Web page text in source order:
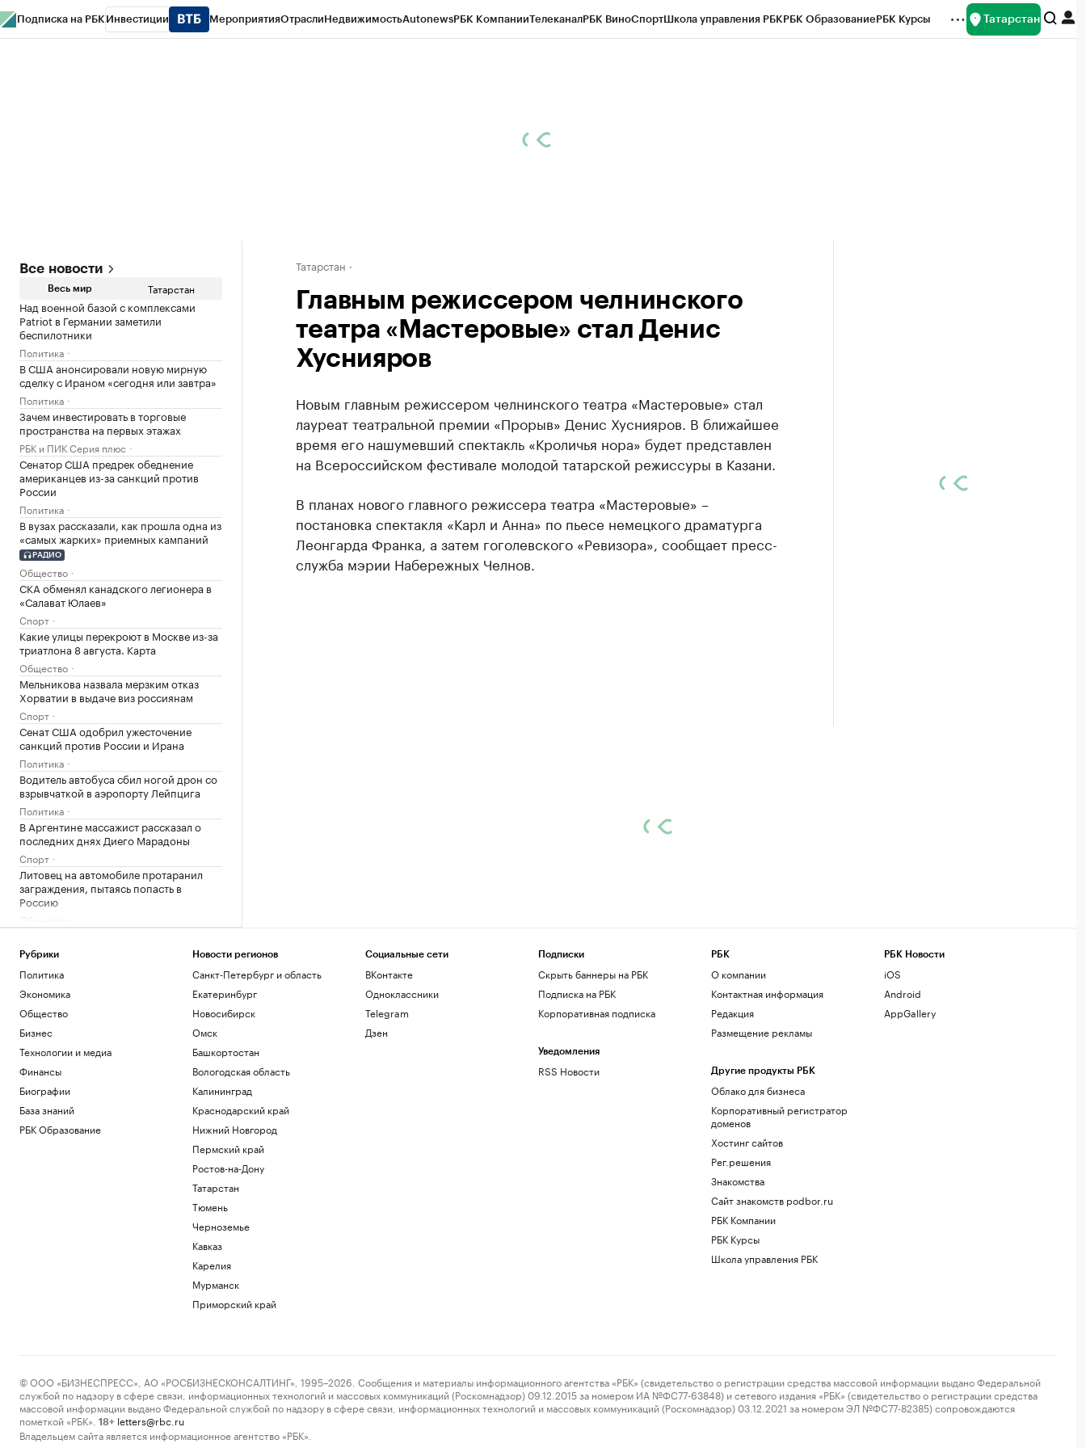
Подписка на РБК Инвестиции МероприятияОтраслиНедвижимостьAutonewsРБК КомпанииТелеканалРБК ВиноСпортШкола управления РБКРБК ОбразованиеРБК Курсы Татарстан
Все новости
Весь мир Татарстан
Над военной базой с комплексами
Patriot в Германии заметили
беспилотники
Политика
В США анонсировали новую мирную
сделку с Ираном «сегодня или завтра»
Политика
Зачем инвестировать в торговые
пространства на первых этажах
РБК и ПИК Серия плюс
Сенатор США предрек обеднение
американцев из-за санкций против
России
Политика
В вузах рассказали, как прошла одна из
«самых жарких» приемных кампаний
РАДИО
Общество
СКА обменял канадского легионера в
«Салават Юлаев»
Спорт
Какие улицы перекроют в Москве из-за
триатлона 8 августа. Карта
Общество
Мельникова назвала мерзким отказ
Хорватии в выдаче виз россиянам
Спорт
Сенат США одобрил ужесточение
санкций против России и Ирана
Политика
Водитель автобуса сбил ногой дрон со
взрывчаткой в аэропорту Лейпцига
Политика
В Аргентине массажист рассказал о
последних днях Диего Марадоны
Спорт
Литовец на автомобиле протаранил
заграждения, пытаясь попасть в
Россию
Общество
Братиславе произошел взрыв
В каких странах дети при рождении
получают гражданство. Карта мира
Общество
19-летняя россиянка впервые победила
Пентагон показал 16 новых записей с
неопознанными объектами. Видео
Общество
Зачем экономике России нужна
товарная биржа
жильцом» Белого дома и остановил
Татарстан
Главным режиссером челнинского
театра «Мастеровые» стал Денис
Хуснияров
Новым главным режиссером челнинского театра «Мастеровые» стал
лауреат театральной премии «Прорыв» Денис Хуснияров. В ближайшее
время его нашумевший спектакль «Кроличья нора» будет представлен
на Всероссийском фестивале молодой татарской режиссуры в Казани.
В планах нового главного режиссера театра «Мастеровые» –
постановка спектакля «Карл и Анна» по пьесе немецкого драматурга
Леонгарда Франка, а затем гоголевского «Ревизора», сообщает пресс-
служба мэрии Набережных Челнов.
Рубрики
Политика
Экономика
Общество
Бизнес
Технологии и медиа
Финансы
Биографии
База знаний
РБК Образование
Новости регионов
Санкт-Петербург и область
Екатеринбург
Новосибирск
Омск
Башкортостан
Вологодская область
Калининград
Краснодарский край
Нижний Новгород
Пермский край
Ростов-на-Дону
Татарстан
Тюмень
Черноземье
Кавказ
Карелия
Мурманск
Приморский край
Социальные сети
ВКонтакте
Одноклассники
Telegram
Дзен
Подписки
Скрыть баннеры на РБК
Подписка на РБК
Корпоративная подписка
Уведомления
RSS Новости
РБК
О компании
Контактная информация
Редакция
Размещение рекламы
Другие продукты РБК
Облако для бизнеса
Корпоративный регистратор
доменов
Хостинг сайтов
Рег.решения
Знакомства
Сайт знакомств podbor.ru
РБК Компании
РБК Курсы
Школа управления РБК
РБК Новости
iOS
Android
AppGallery
© ООО «БИЗНЕСПРЕСС», АО «РОСБИЗНЕСКОНСАЛТИНГ», 1995–2026. Сообщения и материалы информационного агентства «РБК» (свидетельство о регистрации средства массовой информации выдано Федеральной
службой по надзору в сфере связи, информационных технологий и массовых коммуникаций (Роскомнадзор) 09.12.2015 за номером ИА №ФС77-63848) и сетевого издания «РБК» (свидетельство о регистрации средства
массовой информации выдано Федеральной службой по надзору в сфере связи, информационных технологий и массовых коммуникаций (Роскомнадзор) 03.12.2021 за номером ЭЛ №ФС77-82385) сопровождаются
пометкой «РБК».
18+ letters@rbc.ru
Владельцем сайта является информационное агентство «РБК».